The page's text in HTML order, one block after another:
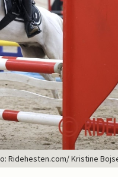
Ridehesten.com/ Kristine